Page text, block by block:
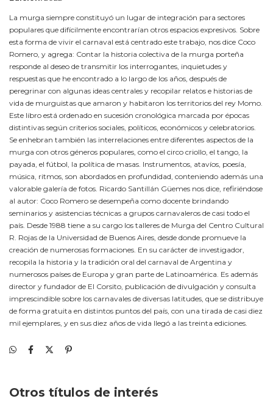
La murga siempre constituyó un lugar de integración para sectores
populares que difícilmente encontrarían otros espacios expresivos. Sobre
esta forma de vivir el carnaval está centrado este trabajo, nos dice Coco
Romero, y agrega: Contar la historia colectiva de la murga porteña
responde al deseo de transmitir los interrogantes, inquietudes y
respuestas que he encontrado a lo largo de los años, después de
peregrinar con algunas ideas centrales y recopilar relatos e historias de
vida de murguistas que amaron y habitaron los territorios del rey Momo.
Este libro está ordenado en sucesión cronológica marcada por épocas
distintivas según criterios sociales, políticos, económicos y celebratorios.
Se enhebran también las interrelaciones entre diferentes aspectos de la
murga con otros géneros populares, como el circo criollo, el tango, la
payada, el fútbol, la política de masas. Instrumentos, atavíos, poesía,
música, ritmos, son abordados en profundidad, conteniendo además una
valorable galería de fotos. Ricardo Santillán Güemes nos dice, refiriéndose
al autor: Coco Romero se desempeña como docente brindando
seminarios y asistencias técnicas a grupos carnavaleros de casi todo el
país. Desde 1988 tiene a su cargo los talleres de Murga del Centro Cultural
R. Rojas de la Universidad de Buenos Aires, desde donde promueve la
creación de numerosas formaciones. En su carácter de investigador,
recopila la historia y la tradición oral del carnaval de Argentina y
numerosos países de Europa y gran parte de Latinoamérica. Es además
director y fundador de El Corsito, publicación de divulgación y consulta
imprescindible sobre los carnavales de diversas latitudes, que se distribuye
de forma gratuita en distintos puntos del país, con una tirada de casi diez
mil ejemplares, y en sus diez años de vida llegó a las treinta ediciones.
Otros títulos de interés